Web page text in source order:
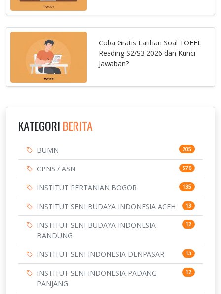
Coba Gratis Latihan Soal TOEFL
Reading S2/S3 2026 dan Kunci
Jawaban?
KATEGORI BERITA
BUMN 205
CPNS / ASN 576
INSTITUT PERTANIAN BOGOR 135
INSTITUT SENI BUDAYA INDONESIA ACEH 13
INSTITUT SENI BUDAYA INDONESIA
BANDUNG
12
INSTITUT SENI INDONESIA DENPASAR 13
INSTITUT SENI INDONESIA PADANG
PANJANG
12